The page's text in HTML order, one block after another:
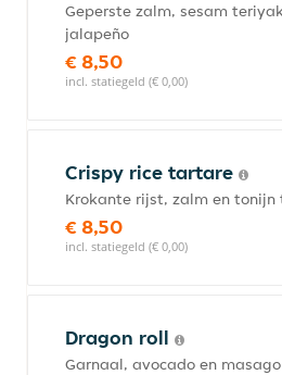
Geperste zalm, sesam
jalapeño
€ 8,50
incl. statiegeld (€ 0,00)
Crispy rice tartare
Krokante rijst, zalm en
€ 8,50
incl. statiegeld (€ 0,00)
Dragon roll
Garnaal, avocado en masago